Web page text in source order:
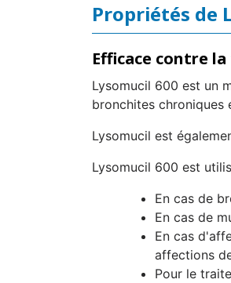
Propriétés de
Efficace contre
Lysomucil 600 est un
bronchites chroniques
Lysomucil est
Lysomucil 600 est
En cas de
En cas de
En cas
affections
Pour le